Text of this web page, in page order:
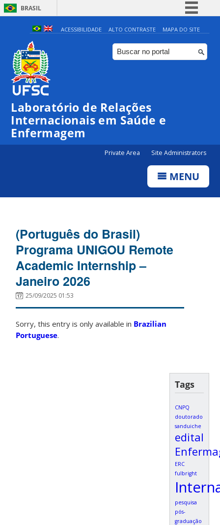
BRASIL
Simplifique!
Comunica BR
Participe
Canais
ACESSIBILIDADE ALTO CONTRASTE MAPA DO SITE
Laboratório de Relações
Internacionais em Saúde e
Enfermagem
Private Area Site Administrators
MENU
(Português do Brasil)
Programa UNIGOU Remote
Academic Internship –
Janeiro 2026
25/09/2025 01:53
Sorry, this entry is only available in Brazilian
Portuguese.
Tags
CNPQ
doutorado
sanduiche
edital
ERC
fulbright
pesquisa
pós-
graduação